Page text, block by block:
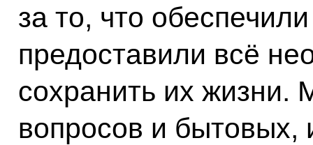
за то, что
предоставили всё
сохранить их жизни.
вопросов и бытовых,